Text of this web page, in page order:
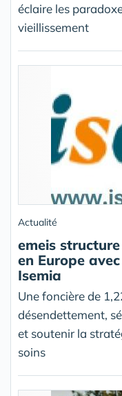
éclaire les
vieillissement
Actualité
emeis
en Europe
Isemia
Une foncière de
désendettement,
et soutenir la
soins